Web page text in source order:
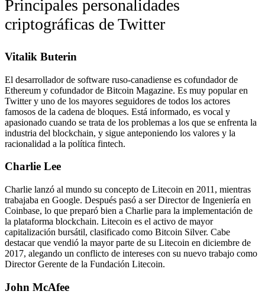
Principales personalidades
criptográficas de Twitter
Vitalik Buterin
El desarrollador de software ruso-canadiense es cofundador de
Ethereum y cofundador de Bitcoin Magazine. Es muy popular en
Twitter y uno de los mayores seguidores de todos los actores
famosos de la cadena de bloques. Está informado, es vocal y
apasionado cuando se trata de los problemas a los que se enfrenta la
industria del blockchain, y sigue anteponiendo los valores y la
racionalidad a la política fintech.
Charlie Lee
Charlie lanzó al mundo su concepto de Litecoin en 2011, mientras
trabajaba en Google. Después pasó a ser Director de Ingeniería en
Coinbase, lo que preparó bien a Charlie para la implementación de
la plataforma blockchain. Litecoin es el activo de mayor
capitalización bursátil, clasificado como Bitcoin Silver. Cabe
destacar que vendió la mayor parte de su Litecoin en diciembre de
2017, alegando un conflicto de intereses con su nuevo trabajo como
Director Gerente de la Fundación Litecoin.
John McAfee